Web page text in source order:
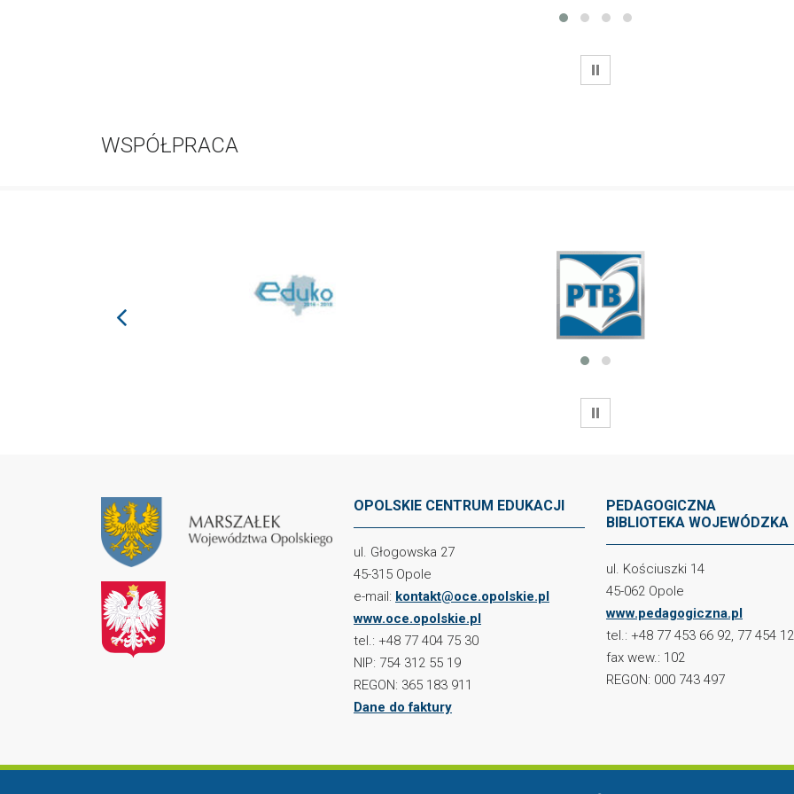
WSTRZYMAJ
WSPÓŁPRACA
prev
WSTRZYMAJ
OPOLSKIE CENTRUM EDUKACJI
ul. Głogowska 27
45-315 Opole
e-mail: kontakt@oce.opolskie.pl
www.oce.opolskie.pl
tel.: +48 77 404 75 30
NIP: 754 312 55 19
REGON: 365 183 911
Dane do faktury
PEDAGOGICZNA
BIBLIOTEKA WOJEWÓDZKA
ul. Kościuszki 14
45-062 Opole
www.pedagogiczna.pl
tel.: +48 77 453 66 92, 77 454
fax wew.: 102
REGON: 000 743 497